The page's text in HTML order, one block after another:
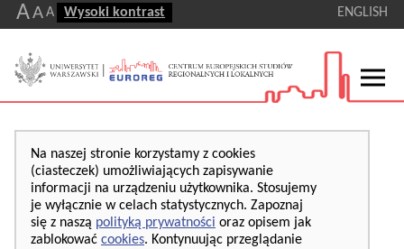
AA A Wysoki kontrast ENGLISH
Na naszej stronie korzystamy z cookies
(ciasteczek) umożliwiających zapisywanie
informacji na urządzeniu użytkownika. Stosujemy
je wyłącznie w celach statystycznych. Zapoznaj
się z naszą polityką prywatności oraz opisem jak
zablokować cookies. Kontynuując przeglądanie